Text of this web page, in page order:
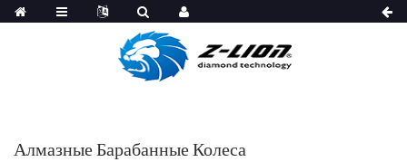
Алмазные Барабанные Колеса